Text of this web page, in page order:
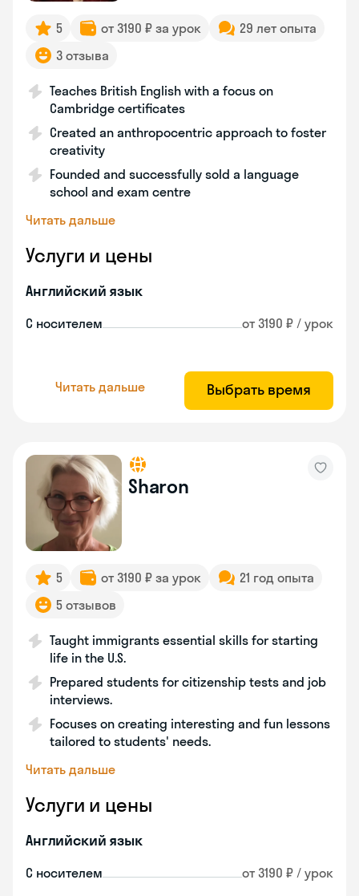
5 от 3190 ₽ за урок
29 лет опыта
3 отзыва
Teaches British English with a focus on
Cambridge certificates
Created an anthropocentric approach to foster
creativity
Founded and successfully sold a language
school and exam centre
Читать дальше
Услуги и цены
Английский язык
С носителем от 3190 ₽ / урок
Читать дальше Выбрать время
Sharon
5 от 3190 ₽ за урок
21 год опыта
5 отзывов
Taught immigrants essential skills for starting
life in the U.S.
Prepared students for citizenship tests and job
interviews.
Focuses on creating interesting and fun lessons
tailored to students' needs.
Читать дальше
Услуги и цены
Английский язык
С носителем от 3190 ₽ / урок